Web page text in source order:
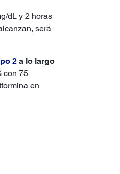
dL y 2 horas
será
2 a lo largo
con 75
en